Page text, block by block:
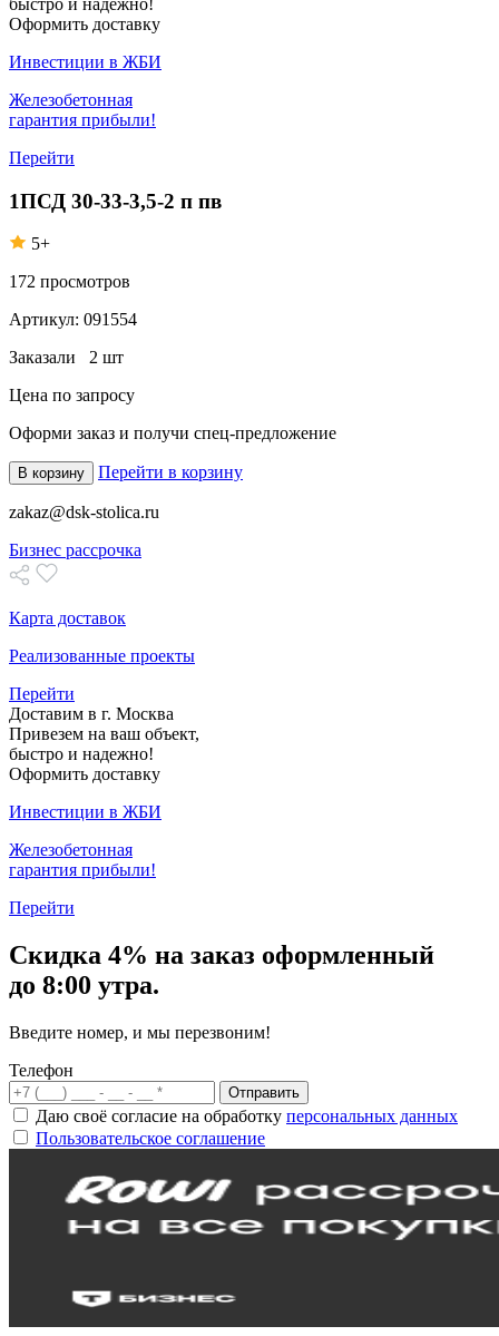
Оформить доставку
Инвестиции в ЖБИ
Железобетонная
гарантия прибыли!
Перейти
1ПСД 30-33-3,5-2 п пв
5+
172 просмотров
Артикул: 091554
Заказали 2 шт
Цена по запросу
Оформи заказ и получи спец-предложение
В корзину Перейти в корзину
zakaz@dsk-stolica.ru
Бизнес рассрочка
Карта доставок
Реализованные проекты
Перейти
Доставим в г. Москва
Привезем на ваш объект,
быстро и надежно!
Оформить доставку
Инвестиции в ЖБИ
Железобетонная
гарантия прибыли!
Перейти
Скидка 4% на заказ оформленный
до 8:00 утра.
Введите номер, и мы перезвоним!
Телефон
Отправить
Даю своё согласие на обработку персональных данных
Пользовательское соглашение